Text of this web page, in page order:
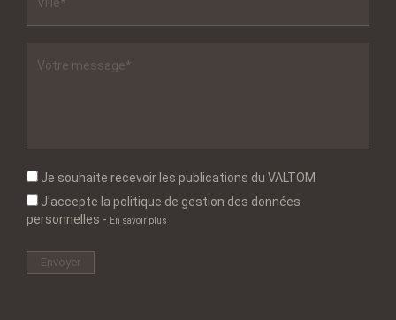
Je souhaite recevoir les publications du VALTOM
J'accepte la politique de gestion des données
personnelles - En savoir plus